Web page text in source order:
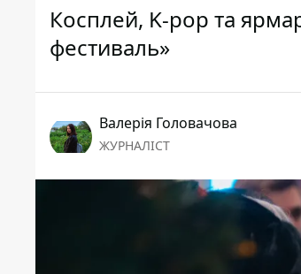
Косплей, K-pop та
фестиваль»
Валерія Головачова
ЖУРНАЛІСТ